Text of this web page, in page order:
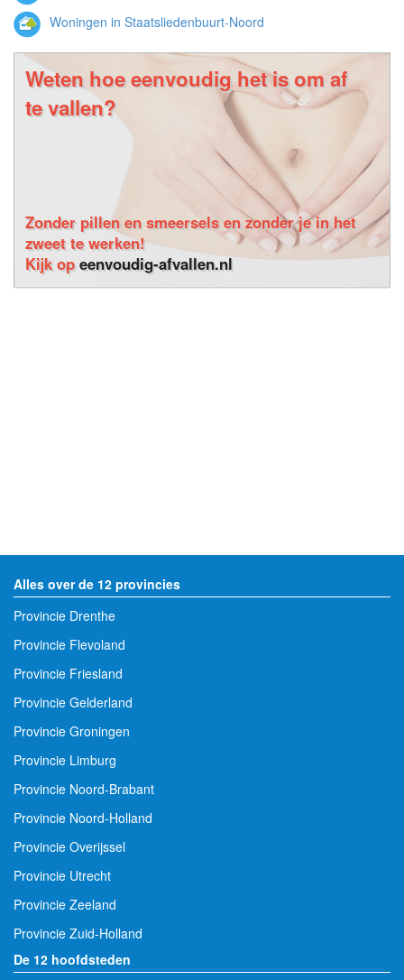
Woningen in Staatsliedenbuurt-Noord
Weten hoe eenvoudig het is om af
te vallen?
Zonder pillen en smeersels en zonder je in het
zweet te werken!
Kijk opeenvoudig-afvallen.nl
Alles over de 12 provincies
Provincie Drenthe
Provincie Flevoland
Provincie Friesland
Provincie Gelderland
Provincie Groningen
Provincie Limburg
Provincie Noord-Brabant
Provincie Noord-Holland
Provincie Overijssel
Provincie Utrecht
Provincie Zeeland
Provincie Zuid-Holland
De 12 hoofdsteden